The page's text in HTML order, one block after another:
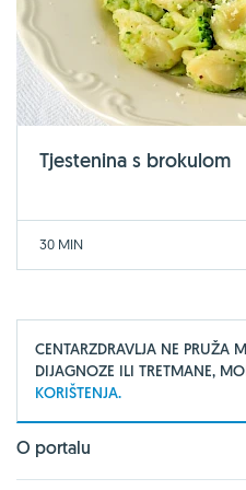
Tjestenina s brokulom
30 MIN
CENTARZDRAVLJA NE PRUŽA
DIJAGNOZE ILI TRETMANE,
KORIŠTENJA.
O portalu